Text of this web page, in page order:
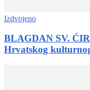
Izdvojeno
BLAGDAN SV.
Hrvatskog